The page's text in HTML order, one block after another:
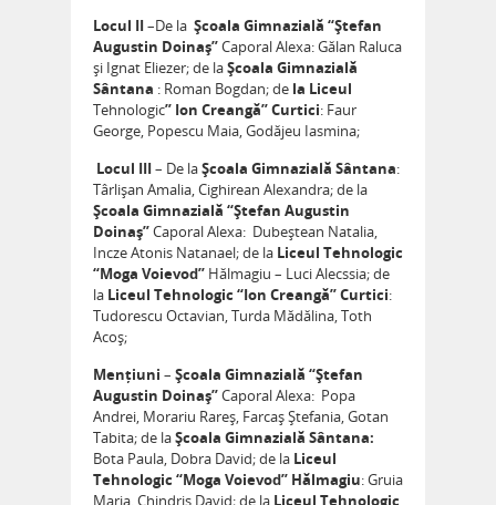
Locul II–De la Școala Gimnazială “Ștefan
Augustin Doinaș”Caporal Alexa: Gălan Raluca
și Ignat Eliezer; de laȘcoala Gimnazială
Sântana : Roman Bogdan; de la Liceul
Tehnologic” Ion Creangă” Curtici: Faur
George, Popescu Maia, Godăjeu Iasmina;
Locul III– De laȘcoala Gimnazială Sântana:
Târlișan Amalia, Cighirean Alexandra; de la
Școala Gimnazială “Ștefan Augustin
Doinaș”Caporal Alexa: Dubeștean Natalia,
Incze Atonis Natanael; de la Liceul Tehnologic
“Moga Voievod” Hălmagiu – Luci Alecssia; de
la Liceul Tehnologic “Ion Creangă” Curtici:
Tudorescu Octavian, Turda Mădălina, Toth
Acoș;
Mențiuni – Școala Gimnazială “Ștefan
Augustin Doinaș”Caporal Alexa: Popa
Andrei, Morariu Rareș, Farcaș Ștefania, Gotan
Tabita; de laȘcoala Gimnazială Sântana:
Bota Paula, Dobra David; de la Liceul
Tehnologic “Moga Voievod” Hălmagiu: Gruia